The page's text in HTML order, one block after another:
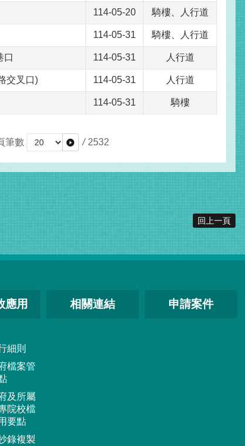
114-05-20 騎樓、人行道
114-05-31 騎樓、人行道
口 114-05-31 人行道
交叉口) 114-05-31 人行道
114-05-31 騎樓
筆數 / 2532
回上一頁
應用
細則
檔案管
及所屬
院校檔
要點
錄複製
相關連結 申請案件